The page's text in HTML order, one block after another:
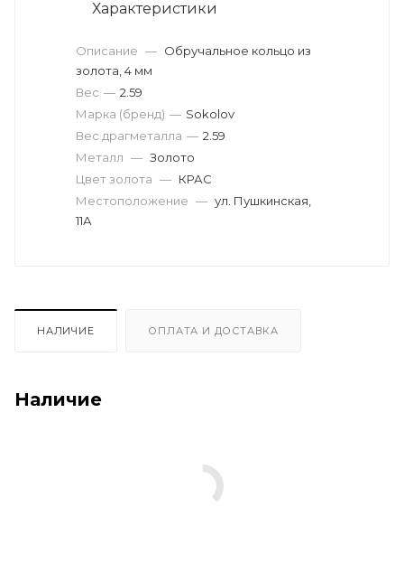
Характеристики
Описание — Обручальное кольцо из
золота, 4 мм
Вес драгметалла — 2.59
Марка (бренд) — Sokolov
Вес — 2.59
Металл — Золото
Цвет золота — КРАС
Местоположение — ул. Пушкинская,
11А
НАЛИЧИЕ ОПЛАТА И ДОСТАВКА
Наличие